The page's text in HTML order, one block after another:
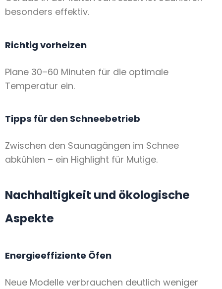
besonders effektiv.
Richtig vorheizen
Plane 30–60 Minuten für die optimale
Temperatur ein.
Tipps für den Schneebetrieb
Zwischen den Saunagängen im Schnee
abkühlen – ein Highlight für Mutige.
Nachhaltigkeit und ökologische
Aspekte
Energieeffiziente Öfen
Neue Modelle verbrauchen deutlich weniger